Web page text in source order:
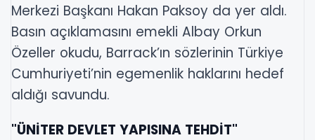
Merkezi Başkanı Hakan Paksoy da yer aldı.
Basın açıklamasını emekli Albay Orkun
Özeller okudu, Barrack’ın sözlerinin Türkiye
Cumhuriyeti’nin egemenlik haklarını hedef
aldığı savundu.
"ÜNİTER DEVLET YAPISINA TEHDİT"